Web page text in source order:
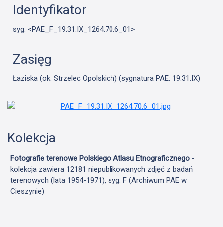
Identyfikator
syg. <PAE_F_19.31.IX_1264.70.6_01>
Zasięg
Łaziska (ok. Strzelec Opolskich) (sygnatura PAE: 19.31.IX)
Kolekcja
Fotografie terenowe Polskiego Atlasu Etnograficznego -
kolekcja zawiera 12181 niepublikowanych zdjęć z badań
terenowych (lata 1954-1971), syg. F (Archiwum PAE w
Cieszynie)